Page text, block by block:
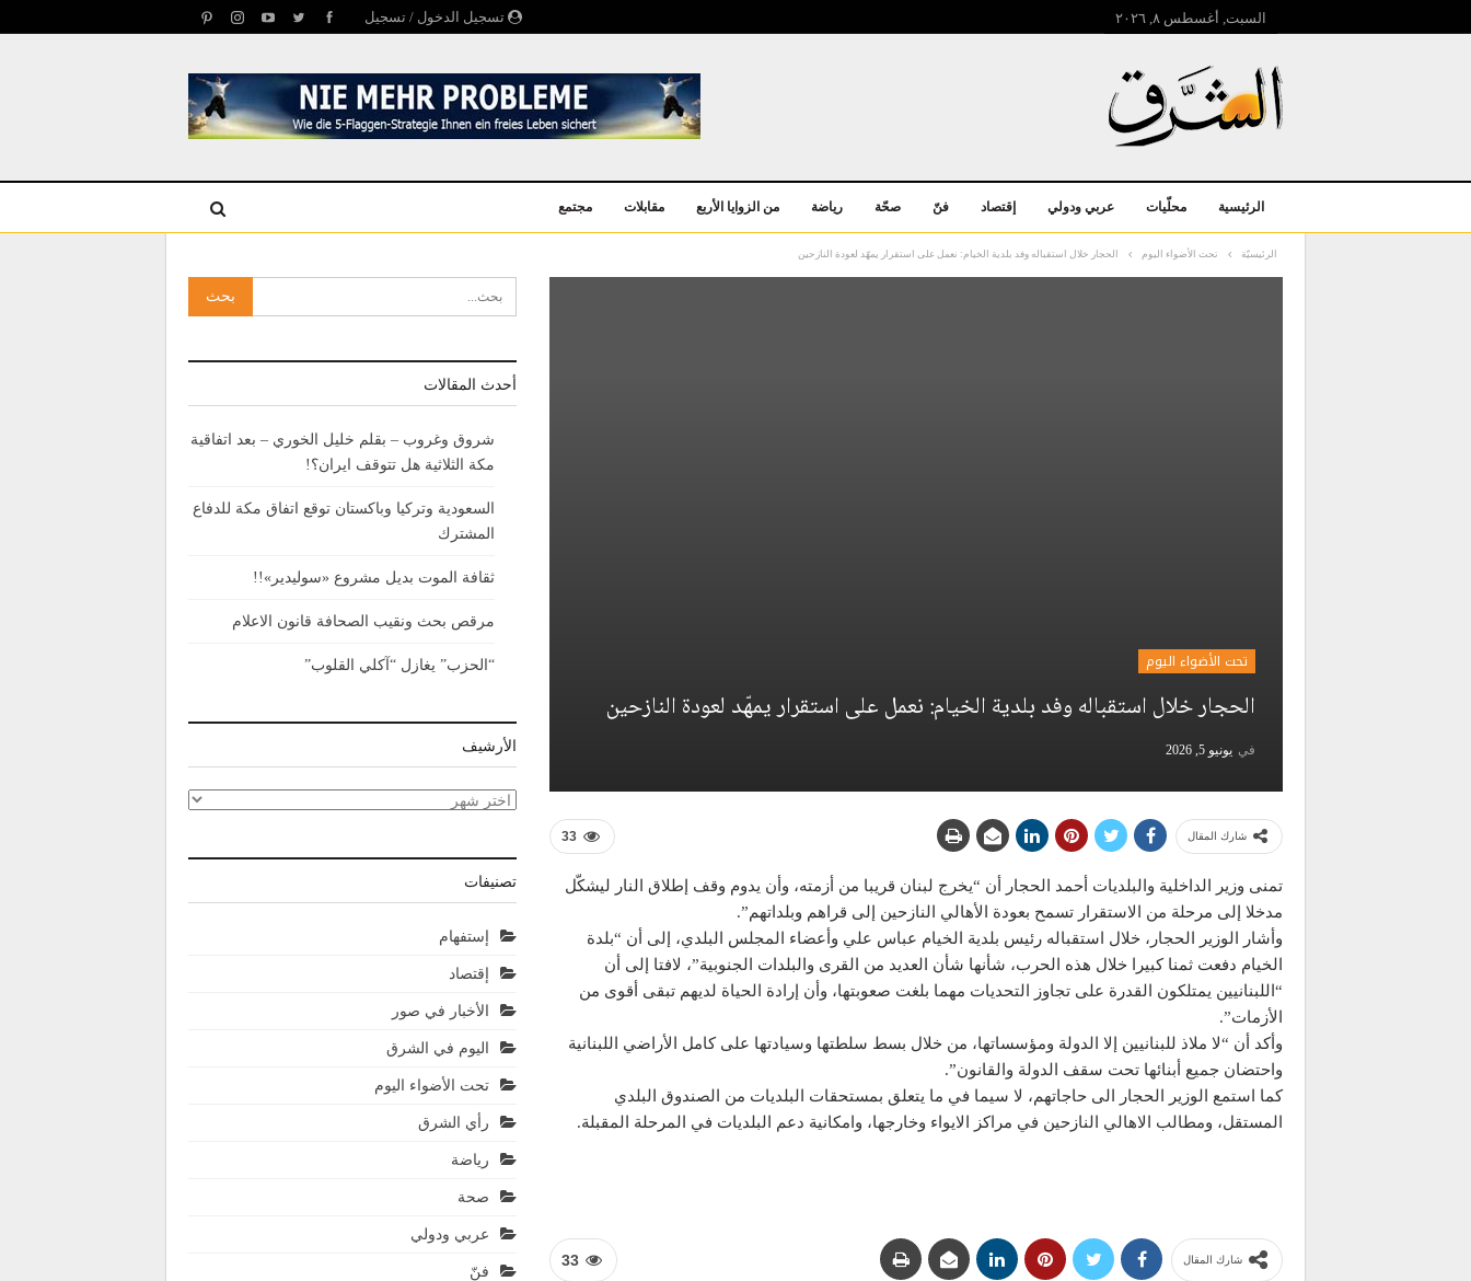
تسجيل الدخول / تسجيل السبت, أغسطس ۸, ۲۰۲٦
الرئيسية محلّيات عربي ودولي إقتصاد فنّ صحّة رياضة من الزوايا الأربع مقابلات مجتمع
الرئيسيّة تحت الأضواء اليوم الحجار خلال استقباله وفد بلدية الخيام: نعمل على استقرار يمهّد لعودة النازحين
تحت الأضواء اليوم
الحجار خلال استقباله وفد بلدية الخيام: نعمل على استقرار يمهّد لعودة النازحين
في يونيو 5, 2026
33 شارك المقال
تمنى وزير الداخلية والبلديات أحمد الحجار أن “يخرج لبنان قريبا من أزمته، وأن يدوم وقف إطلاق النار ليشكّل
مدخلا إلى مرحلة من الاستقرار تسمح بعودة الأهالي النازحين إلى قراهم وبلداتهم”.
وأشار الوزير الحجار، خلال استقباله رئيس بلدية الخيام عباس علي وأعضاء المجلس البلدي، إلى أن “بلدة
الخيام دفعت ثمنا كبيرا خلال هذه الحرب، شأنها شأن العديد من القرى والبلدات الجنوبية”، لافتا إلى أن
“اللبنانيين يمتلكون القدرة على تجاوز التحديات مهما بلغت صعوبتها، وأن إرادة الحياة لديهم تبقى أقوى من
الأزمات”.
وأكد أن “لا ملاذ للبنانيين إلا الدولة ومؤسساتها، من خلال بسط سلطتها وسيادتها على كامل الأراضي اللبنانية
واحتضان جميع أبنائها تحت سقف الدولة والقانون”.
كما استمع الوزير الحجار الى حاجاتهم، لا سيما في ما يتعلق بمستحقات البلديات من الصندوق البلدي
المستقل، ومطالب الاهالي النازحين في مراكز الايواء وخارجها، وامكانية دعم البلديات في المرحلة المقبلة.
33 شارك المقال
أحدث المقالات
شروق وغروب – بقلم خليل الخوري – بعد اتفاقية
مكة الثلاثية هل تتوقف ايران؟!
السعودية وتركيا وباكستان توقع اتفاق مكة للدفاع
المشترك
ثقافة الموت بديل مشروع «سوليدير»!!
مرقص بحث ونقيب الصحافة قانون الاعلام
“الحزب” يغازل “آكلي القلوب”
الأرشيف
الأرشيف
تصنيفات
إستفهام
إقتصاد
الأخبار في صور
اليوم في الشرق
تحت الأضواء اليوم
رأي الشرق
رياضة
صحة
عربي ودولي
فنّ